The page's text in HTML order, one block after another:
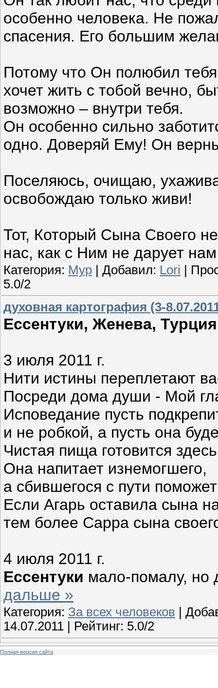
особенно человека. Не
спасения. Его большим
Потому что Он полюбил
хочет жить с тобой вечно,
возможно – внутри тебя.
Он особенно сильно
одно. Доверяй Ему! Он
Поселяюсь, очищаю,
освобождаю только живи!
Тот, Который Сына Своего
нас, как с Ним не дарует
Категория: Мур | Добавил: Lori |
5.0/2
духовная картография (3-
Ессентуки, Женева,
3 июля 2011 г.
Нити истины переплетают
Посреди дома души - Мой
Исповедание пусть
и не робкой, а пусть она
Чистая пища готовится
Она напитает изнемогшего,
а сбившегося с пути
Если Агарь оставила сына
тем более Сарра сына
4 июля 2011 г.
Ессентуки мало-помалу, но
дальше »
Категория: За всех человеков |
14.07.2011 | Рейтинг: 5.0/2
Полная версия сайта